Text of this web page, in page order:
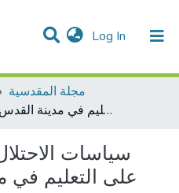
Log In (current)
& Collections
مجلة المقدسية
سياسات الاحتلال الإسرائيلي وتأثيرها على التعليم في مدينة القدس المحتلة
سياسات
على التعليم في